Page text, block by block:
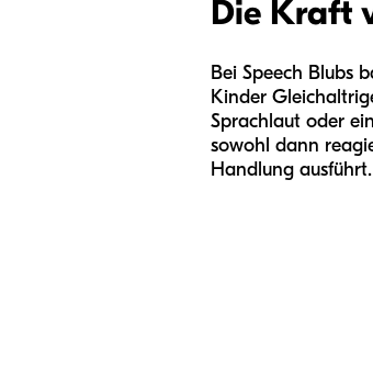
Die Kraft
Bei Speech Blubs
Kinder
Sprachlaut oder
sowohl dann
Handlung ausführt.